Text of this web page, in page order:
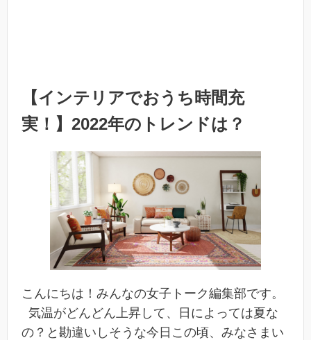
【インテリアでおうち時間充
実！】2022年のトレンドは？
こんにちは！みんなの女子トーク編集部です。
気温がどんどん上昇して、日によっては夏な
の？と勘違いしそうな今日この頃、みなさまい